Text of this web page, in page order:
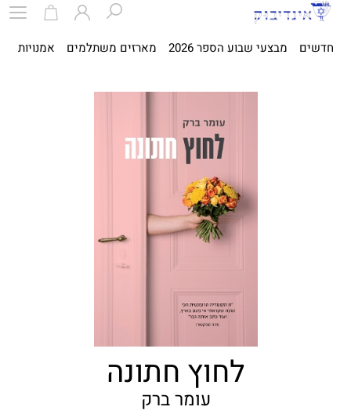
חדשים מבצעי שבוע הספר 2026 מארזים משתלמים אמנויות
לחוץ חתונה
עומר ברק